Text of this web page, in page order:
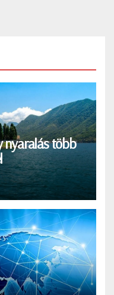
nyaralás több